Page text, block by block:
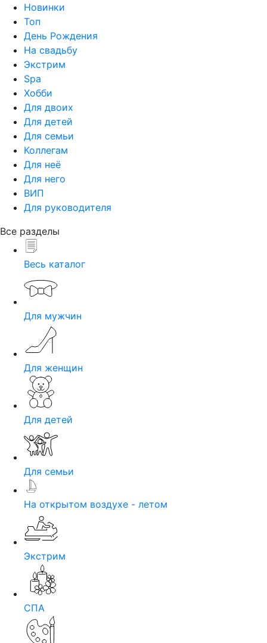
Новинки
Топ
День Рождения
На свадьбу
Экстрим
Spa
Хобби
Для двоих
Для детей
Для семьи
Коллегам
Для неё
Для него
ВИП
Для руководителя
Все разделы
Весь каталог
Для мужчин
Для женщин
Для детей
Для семьи
На открытом воздухе - летом
Экстрим
СПА